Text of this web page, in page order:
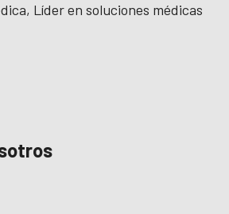
Líder en soluciones médicas